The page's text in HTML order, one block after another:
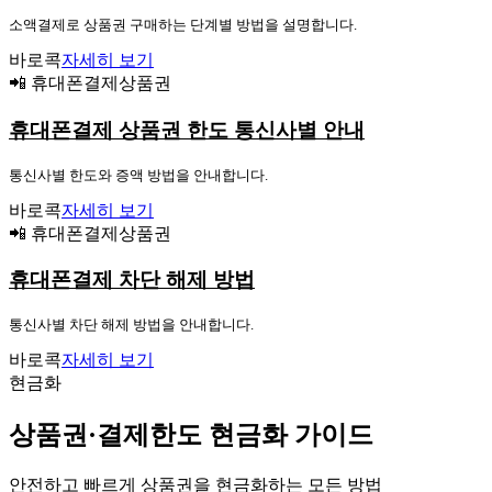
소액결제로 상품권 구매하는 단계별 방법을 설명합니다.
바로콕자세히 보기
📲 휴대폰결제상품권
휴대폰결제 상품권 한도 통신사별 안내
통신사별 한도와 증액 방법을 안내합니다.
바로콕자세히 보기
📲 휴대폰결제상품권
휴대폰결제 차단 해제 방법
통신사별 차단 해제 방법을 안내합니다.
바로콕자세히 보기
현금화
상품권·결제한도 현금화 가이드
안전하고 빠르게 상품권을 현금화하는 모든 방법